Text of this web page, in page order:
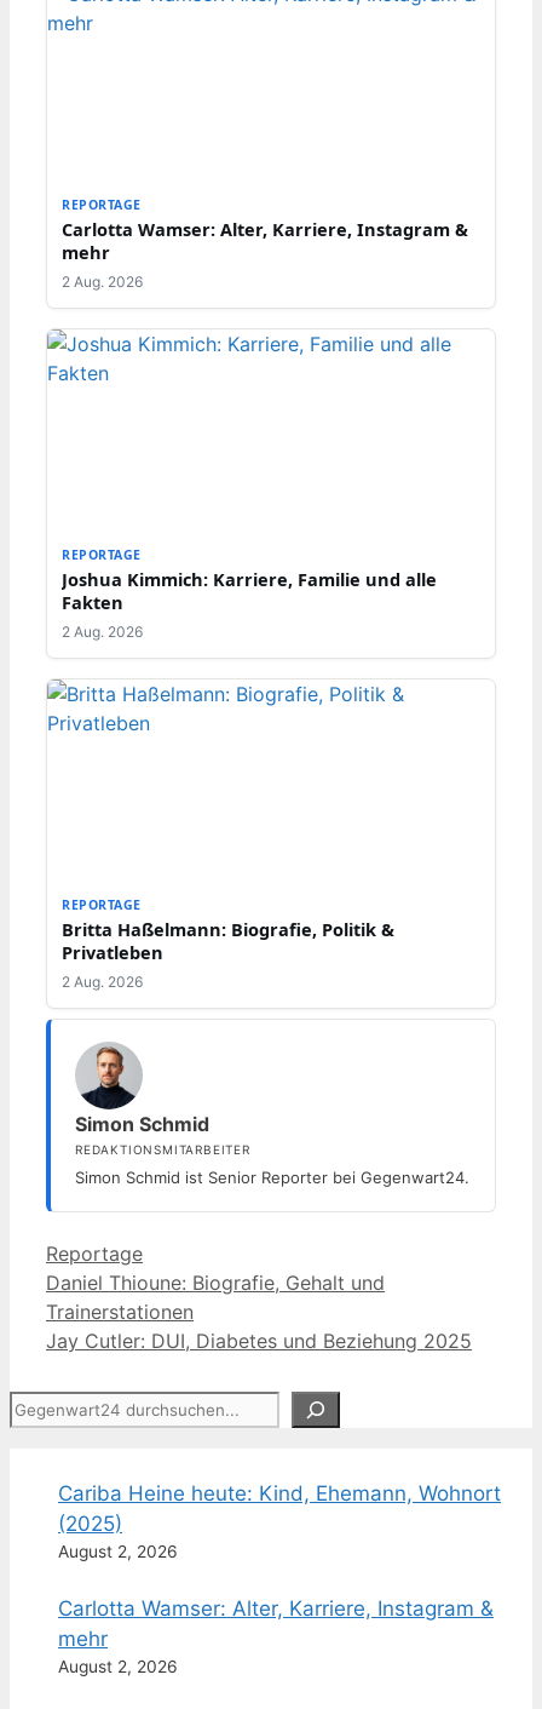
REPORTAGE
Carlotta Wamser: Alter, Karriere, Instagram &
mehr
2 Aug. 2026
REPORTAGE
Joshua Kimmich: Karriere, Familie und alle
Fakten
2 Aug. 2026
REPORTAGE
Britta Haßelmann: Biografie, Politik &
Privatleben
2 Aug. 2026
Simon Schmid
REDAKTIONSMITARBEITER
Simon Schmid ist Senior Reporter bei Gegenwart24.
Kategorien
Reportage
Daniel Thioune: Biografie, Gehalt und
Trainerstationen
Jay Cutler: DUI, Diabetes und Beziehung 2025
Suchen
Cariba Heine heute: Kind, Ehemann, Wohnort
(2025)
August 2, 2026
Carlotta Wamser: Alter, Karriere, Instagram &
mehr
August 2, 2026